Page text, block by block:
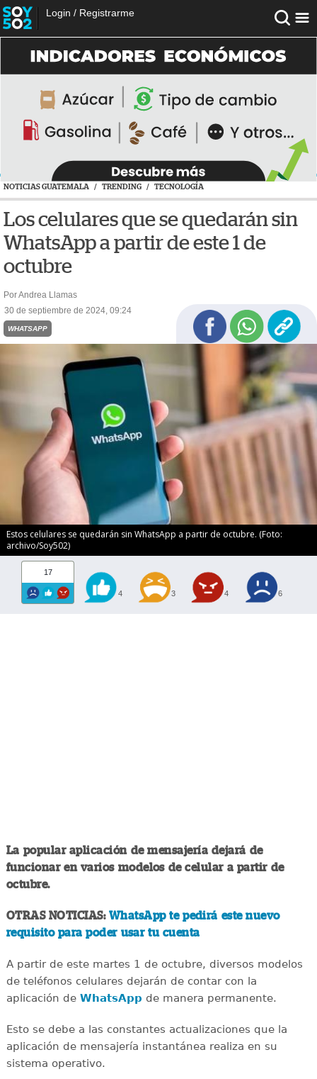
Login / Registrarme
NOTICIAS GUATEMALA / TRENDING / TECNOLOGÍA
Los celulares que se quedarán sin
WhatsApp a partir de este 1 de
octubre
Por Andrea Llamas
30 de septiembre de 2024, 09:24
WHATSAPP
Estos celulares se quedarán sin WhatsApp a partir de octubre. (Foto:
archivo/Soy502)
17
4 3 4 6
La popular aplicación de mensajería dejará de
funcionar en varios modelos de celular a partir de
octubre.
OTRAS NOTICIAS: WhatsApp te pedirá este nuevo
requisito para poder usar tu cuenta
A partir de este martes 1 de octubre, diversos modelos
de teléfonos celulares dejarán de contar con la
aplicación de WhatsApp de manera permanente.
Esto se debe a las constantes actualizaciones que la
aplicación de mensajería instantánea realiza en su
sistema operativo.